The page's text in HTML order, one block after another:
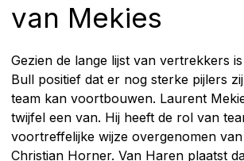
van Mekies
Gezien de lange lijst van vertrekkers
Bull positief dat er nog sterke pijlers
team kan voortbouwen. Laurent
twijfel een van. Hij heeft de rol van
voortreffelijke wijze overgenomen
Christian Horner. Van Haren plaatst